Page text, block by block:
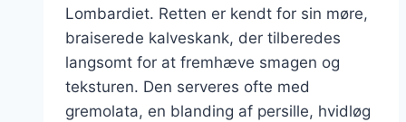
Lombardiet. Retten er kendt for sin møre,
braiserede kalveskank, der tilberedes
langsomt for at fremhæve smagen og
teksturen. Den serveres ofte med
gremolata, en blanding af persille, hvidløg